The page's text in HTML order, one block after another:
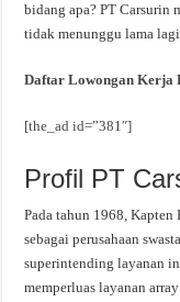
bidang apa? PT Carsurin
tidak menunggu lama
Daftar Lowongan Kerja
[the_ad id=”381″]
Profil PT
Pada tahun 1968,
sebagai perusahaan
superintending layanan
memperluas layanan